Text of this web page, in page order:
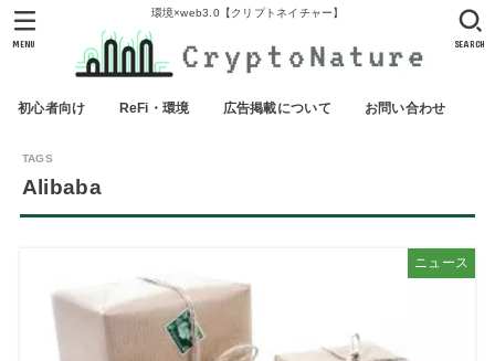
環境×web3.0【クリプトネイチャー】
初心者向け ReFi・環境 広告掲載について お問い合わせ
SEARCH
MENU
Alibaba
ニュース